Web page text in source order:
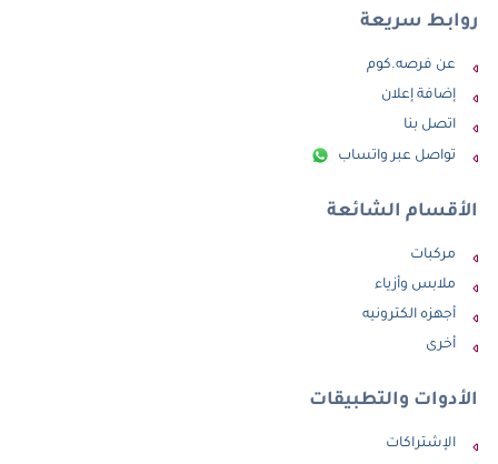
روابط سريعة
عن فرصه.كوم
إضافة إعلان
اتصل بنا
تواصل عبر واتساب
الأقسام الشائعة
مركبات
ملابس وأزياء
أجهزه الكترونيه
أخرى
الأدوات والتطبيقات
الإشتراكات